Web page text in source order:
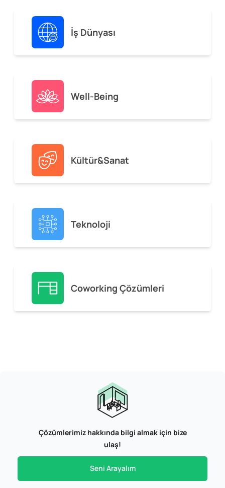
İş Dünyası
Well-Being
Kültür&Sanat
Teknoloji
Coworking Çözümleri
Çözümlerimiz hakkında bilgi almak için bize
ulaş!
Seni Arayalım